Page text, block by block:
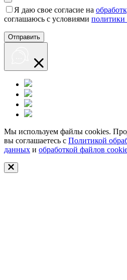
Я даю свое согласие на
соглашаюсь с условиями политики
Мы используем файлы cookies.
вы соглашаетесь с Политикой
данных и обработкой файлов